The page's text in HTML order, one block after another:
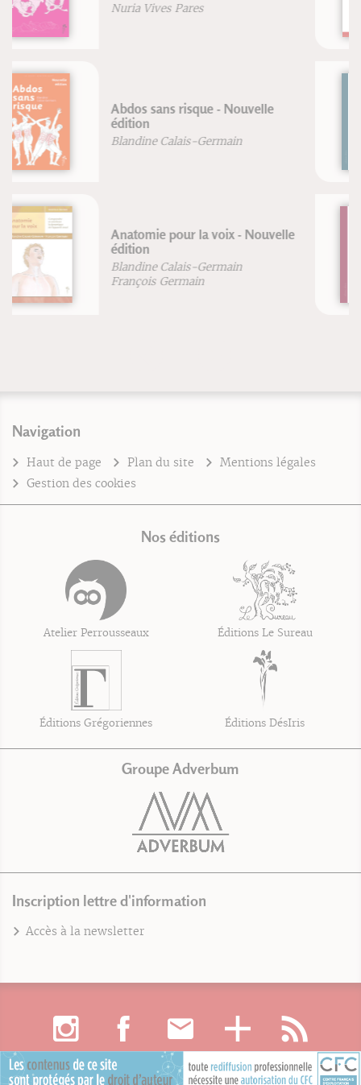
Blandine Calais-Germain
Corriger la posture et les
instabilités articulaires
Frédéric Brigaud
Corriger le pied (nouvelle édition)
Frédéric Brigaud
Navigation
Haut de page Plan du site
Mentions légales
Gestion des cookies
Nos éditions
Atelier Perrousseaux Éditions Le Sureau
Éditions Grégoriennes Éditions DésIris
Groupe Adverbum
Inscription lettre d'information
Accès à la newsletter